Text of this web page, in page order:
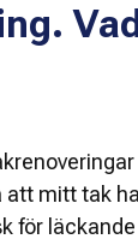
att mitt tak
för